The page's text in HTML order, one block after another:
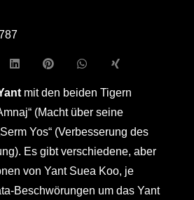
mit den beiden Tigern
(Macht über seine
Yos“ (Verbesserung des
Es gibt verschiedene, aber
von Yant Suea Koo, je
Beschwörungen um das Yant